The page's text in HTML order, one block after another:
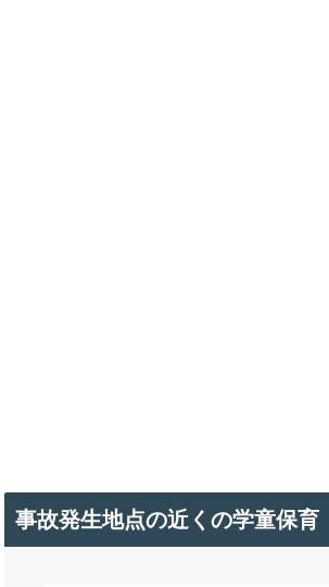
事故発生地点の近くの学童保育